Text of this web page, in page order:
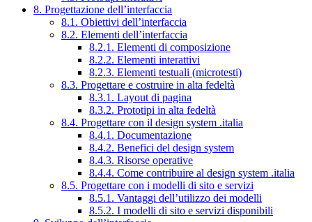
8. Progettazione dell’interfaccia
8.1. Obiettivi dell’interfaccia
8.2. Elementi dell’interfaccia
8.2.1. Elementi di composizione
8.2.2. Elementi interattivi
8.2.3. Elementi testuali (microtesti)
8.3. Progettare e costruire in alta fedeltà
8.3.1. Layout di pagina
8.3.2. Prototipi in alta fedeltà
8.4. Progettare con il design system .italia
8.4.1. Documentazione
8.4.2. Benefici del design system
8.4.3. Risorse operative
8.4.4. Come contribuire al design system .italia
8.5. Progettare con i modelli di sito e servizi
8.5.1. Vantaggi dell’utilizzo dei modelli
8.5.2. I modelli di sito e servizi disponibili